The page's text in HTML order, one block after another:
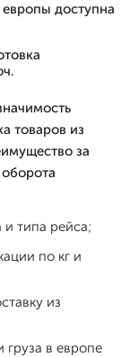
европы доступна
товаров из
за
типа рейса;
по кг и
из
груза в европе